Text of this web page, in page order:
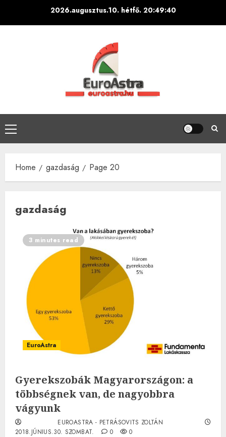
2026.augusztus.10. hétfő. 20:49:42
Primary
Menu
Home gazdaság Page 20
gazdaság
3 minutes read
EuroAstra
Gyerekszobák Magyarországon: a
többségnek van, de nagyobbra
vágyunk
EUROASTRA - PETRÁSOVITS ZOLTÁN
2018.JÚNIUS.30. SZOMBAT.
0 0